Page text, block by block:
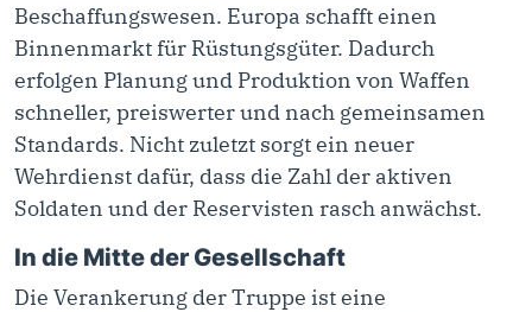
Beschaffungswesen. Europa schafft einen
Binnenmarkt für Rüstungsgüter. Dadurch
erfolgen Planung und Produktion von Waffen
schneller, preiswerter und nach gemeinsamen
Standards. Nicht zuletzt sorgt ein neuer
Wehrdienst dafür, dass die Zahl der aktiven
Soldaten und der Reservisten rasch anwächst.
In die Mitte der Gesellschaft
Die Verankerung der Truppe ist eine